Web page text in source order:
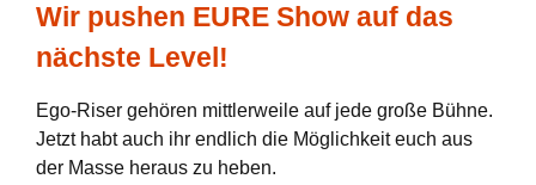
Wir pushen EURE Show auf das
nächste Level!
Ego-Riser gehören mittlerweile auf jede große Bühne.
Jetzt habt auch ihr endlich die Möglichkeit euch aus
der Masse heraus zu heben.